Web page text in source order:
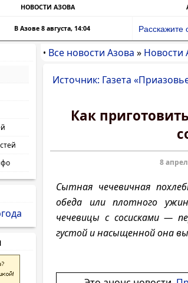
НОВОСТИ АЗОВА
В Азове 8 августа, 14:04 Расскажите
• Все новости Азова » Новости
Источник: Газета
Как
8
Сытная чечевичная
обеда или плотного
чечевицы с сосисками —
густой и насыщенной она